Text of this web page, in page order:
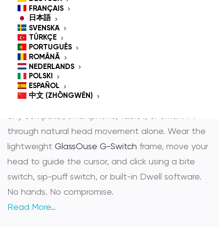
FRANÇAIS
日本語
SVENSKA
TÜRKÇE
PORTUGUÊS
ROMÂNĂ
NEDERLANDS
POLSKI
ESPAÑOL
中文 (ZHŌNGWÉN)
Disabilities
GlassOuse is the most trusted
head controlled mouse
assistive technology that gives people with
physical disabilities full, independent control over
through natural head movement alone. Wear the
lightweight GlassOuse G-Switch frame, move your
head to guide the cursor, and click using a bite
switch, sip-puff switch, or built-in Dwell software.
No hands. No compromise.
Read More…